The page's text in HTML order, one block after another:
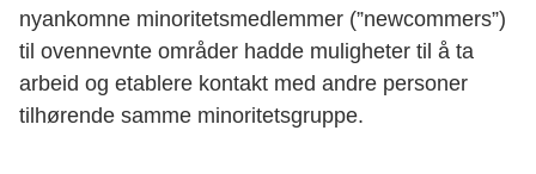
nyankomne minoritetsmedlemmer (”newcommers”)
til ovennevnte områder hadde muligheter til å ta
arbeid og etablere kontakt med andre personer
tilhørende samme minoritetsgruppe.